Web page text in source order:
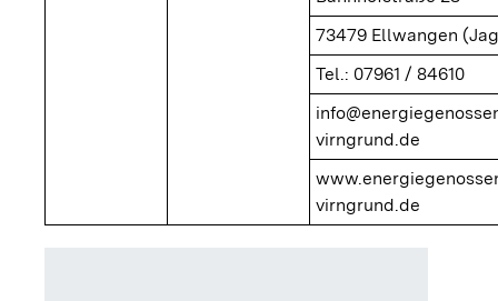
73479 Ellwangen
Tel.: 07961 / 84610
virngrund.de
virngrund.de